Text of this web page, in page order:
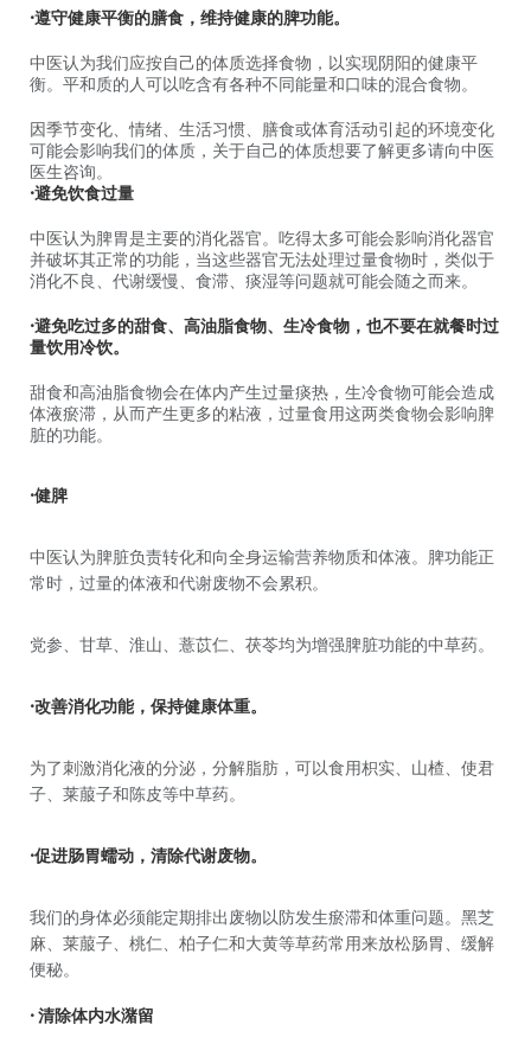
•遵守健康平衡的膳食，维持健康的脾功能。
中医认为我们应按自己的体质选择食物，以实现阴阳的健康平
衡。平和质的人可以吃含有各种不同能量和口味的混合食物。
因季节变化、情绪、生活习惯、膳食或体育活动引起的环境变化
可能会影响我们的体质，关于自己的体质想要了解更多请向中医
医生咨询。
•避免饮食过量
中医认为脾胃是主要的消化器官。吃得太多可能会影响消化器官
并破坏其正常的功能，当这些器官无法处理过量食物时，类似于
消化不良、代谢缓慢、食滞、痰湿等问题就可能会随之而来。
•避免吃过多的甜食、高油脂食物、生冷食物，也不要在就餐时过
量饮用冷饮。
甜食和高油脂食物会在体内产生过量痰热，生冷食物可能会造成
体液瘀滞，从而产生更多的粘液，过量食用这两类食物会影响脾
脏的功能。
•健脾
中医认为脾脏负责转化和向全身运输营养物质和体液。脾功能正
常时，过量的体液和代谢废物不会累积。
党参、甘草、淮山、薏苡仁、茯苓均为增强脾脏功能的中草药。
•改善消化功能，保持健康体重。
为了刺激消化液的分泌，分解脂肪，可以食用枳实、山楂、使君
子、莱菔子和陈皮等中草药。
•促进肠胃蠕动，清除代谢废物。
我们的身体必须能定期排出废物以防发生瘀滞和体重问题。黑芝
麻、莱菔子、桃仁、柏子仁和大黄等草药常用来放松肠胃、缓解
便秘。
• 清除体内水潴留